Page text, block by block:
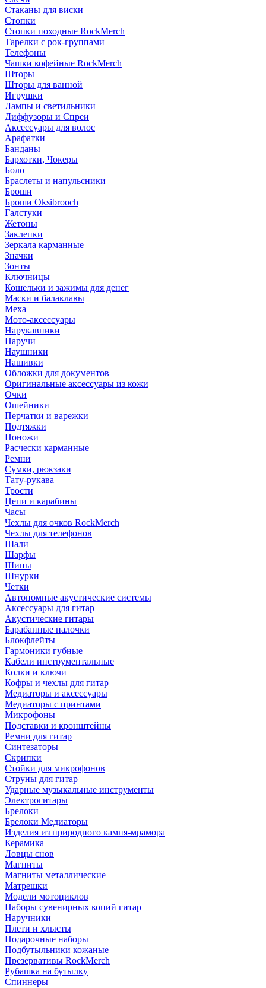
Стаканы для виски
Стопки
Стопки походные RockMerch
Тарелки с рок-группами
Телефоны
Чашки кофейные RockMerch
Шторы
Шторы для ванной
Игрушки
Лампы и светильники
Диффузоры и Спреи
Аксессуары для волос
Арафатки
Банданы
Бархотки, Чокеры
Боло
Браслеты и напульсники
Броши
Броши Oksibrooch
Галстуки
Жетоны
Заклепки
Зеркала карманные
Значки
Зонты
Ключницы
Кошельки и зажимы для денег
Маски и балаклавы
Меха
Мото-аксессуары
Нарукавники
Наручи
Наушники
Нашивки
Обложки для документов
Оригинальные аксессуары из кожи
Очки
Ошейники
Перчатки и варежки
Подтяжки
Поножи
Расчески карманные
Ремни
Сумки, рюкзаки
Тату-рукава
Трости
Цепи и карабины
Часы
Чехлы для очков RockMerch
Чехлы для телефонов
Шали
Шарфы
Шипы
Шнурки
Четки
Автономные акустические системы
Аксессуары для гитар
Акустические гитары
Барабанные палочки
Блокфлейты
Гармоники губные
Кабели инструментальные
Колки и ключи
Кофры и чехлы для гитар
Медиаторы и аксессуары
Медиаторы с принтами
Микрофоны
Подставки и кронштейны
Ремни для гитар
Синтезаторы
Скрипки
Стойки для микрофонов
Струны для гитар
Ударные музыкальные инструменты
Электрогитары
Брелоки
Брелоки Медиаторы
Изделия из природного камня-мрамора
Керамика
Ловцы снов
Магниты
Магниты металлические
Матрешки
Модели мотоциклов
Наборы сувенирных копий гитар
Наручники
Плети и хлысты
Подарочные наборы
Подбутыльники кожаные
Презервативы RockMerch
Рубашка на бутылку
Спиннеры